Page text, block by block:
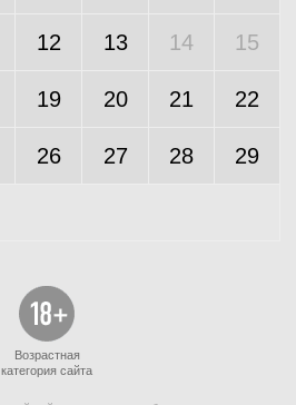
12 13 14 15
19 20 21 22
26 27 28 29
Возрастная
категория сайта